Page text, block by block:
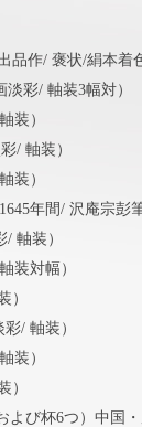
品作/ 褒状/絹本
淡彩/ 軸装3幅対）
装）
/ 軸装）
装）
年間/ 沢庵宗彭
/ 軸装）
装対幅）
）
/ 軸装）
装）
）
よび杯6つ） 中国